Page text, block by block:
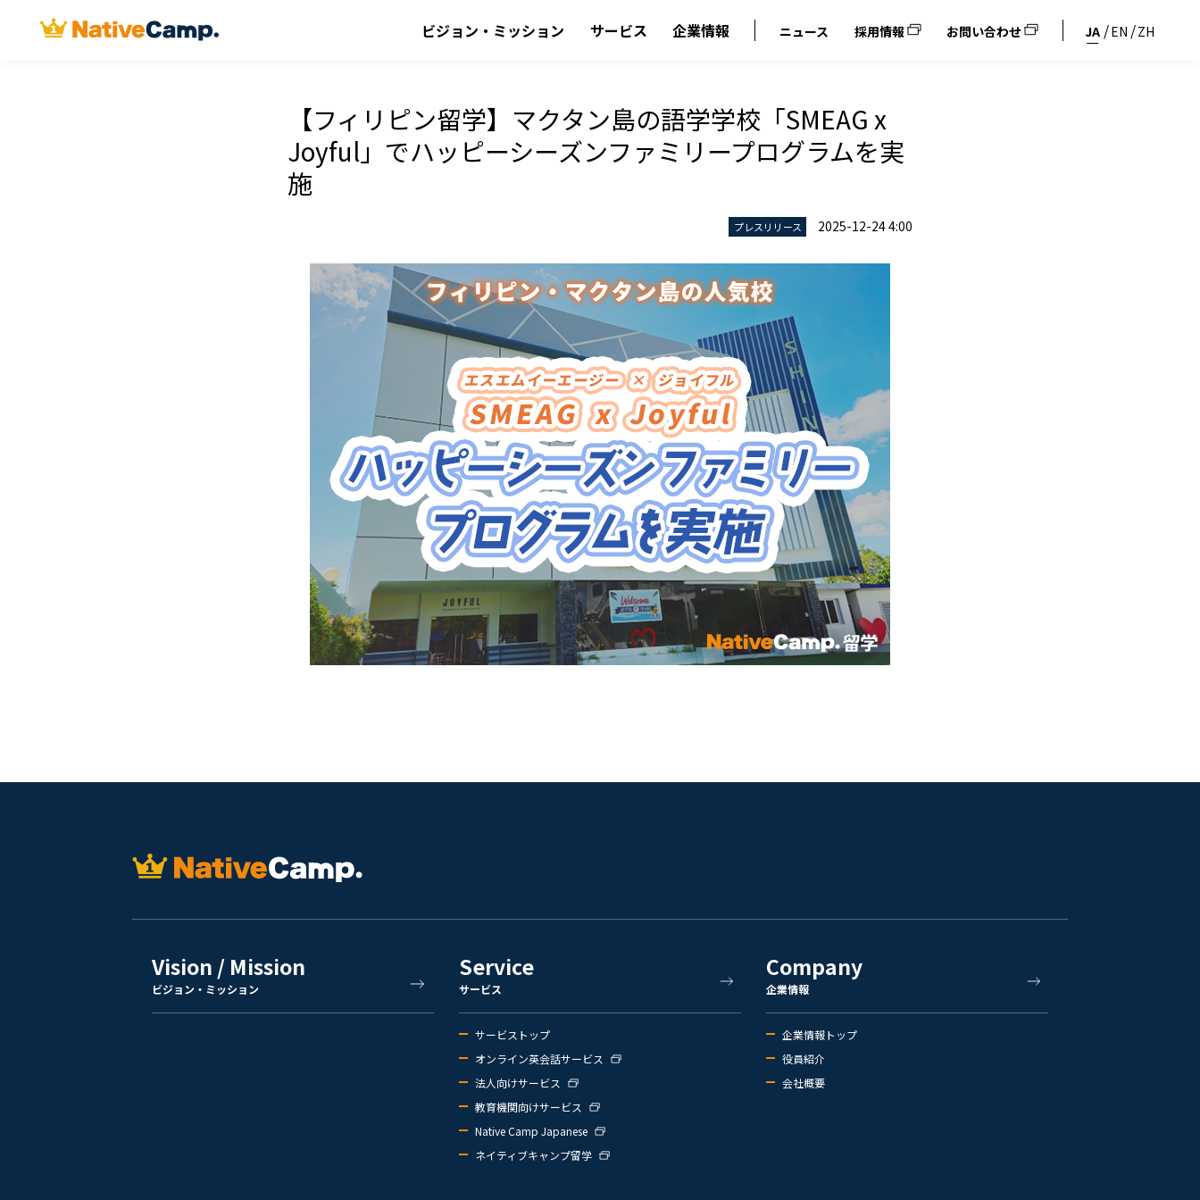
ビジョン・ミッション サービス 企業情報 ニュース 採用情報 お問い合わせ JA EN ZH
【フィリピン留学】マクタン島の語学学校「SMEAG x
Joyful」でハッピーシーズンファミリープログラムを実
施
プレスリリース 2025-12-24 4:00
Vision / Mission
ビジョン・ミッション
Service
サービス
サービストップ
オンライン英会話サービス
法人向けサービス
教育機関向けサービス
Native Camp Japanese
ネイティブキャンプ留学
Company
企業情報
企業情報トップ
役員紹介
会社概要